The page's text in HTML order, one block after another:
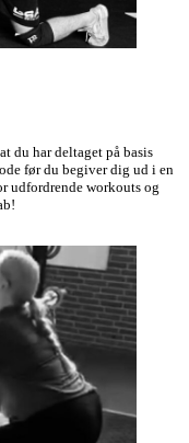
du har deltaget på basis
før du begiver dig ud i en
udfordrende workouts og